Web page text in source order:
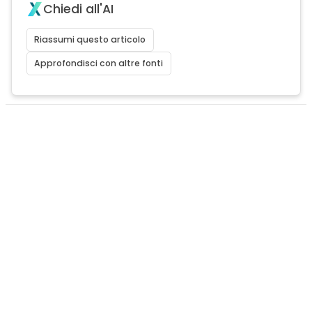
Chiedi all'AI
Riassumi questo articolo
Approfondisci con altre fonti